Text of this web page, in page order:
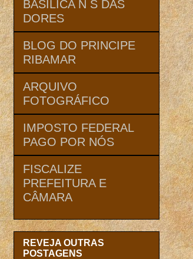
BASILICA N S DAS
DORES
BLOG DO PRINCIPE
RIBAMAR
ARQUIVO
FOTOGRÁFICO
IMPOSTO FEDERAL
PAGO POR NÓS
FISCALIZE
PREFEITURA E
CÂMARA
REVEJA OUTRAS
POSTAGENS